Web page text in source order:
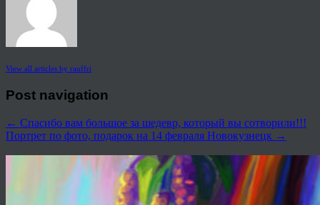
View all articles by rauffri
Post navigation
← Спасибо вам большое за шедевр, который вы сотворили!!!
Портрет по фото, подарок на 14 февраля Новокузнецк →